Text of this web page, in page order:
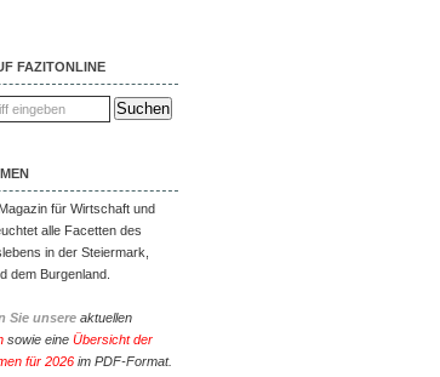
FAZITONLINE
für Wirtschaft und
alle Facetten des
in der Steiermark,
dem Burgenland.
Sie unsere aktuellen
sowie eine Übersicht der
für 2026 im PDF-Format.